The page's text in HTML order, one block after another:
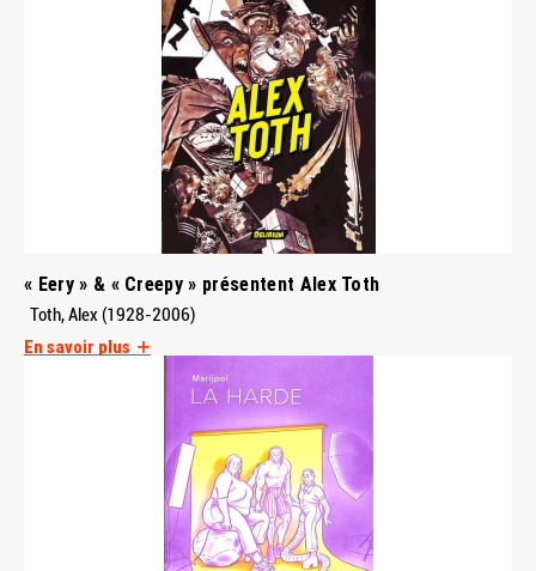
« Eery » & « Creepy » présentent Alex Toth
Toth, Alex (1928-2006)
En savoir plus